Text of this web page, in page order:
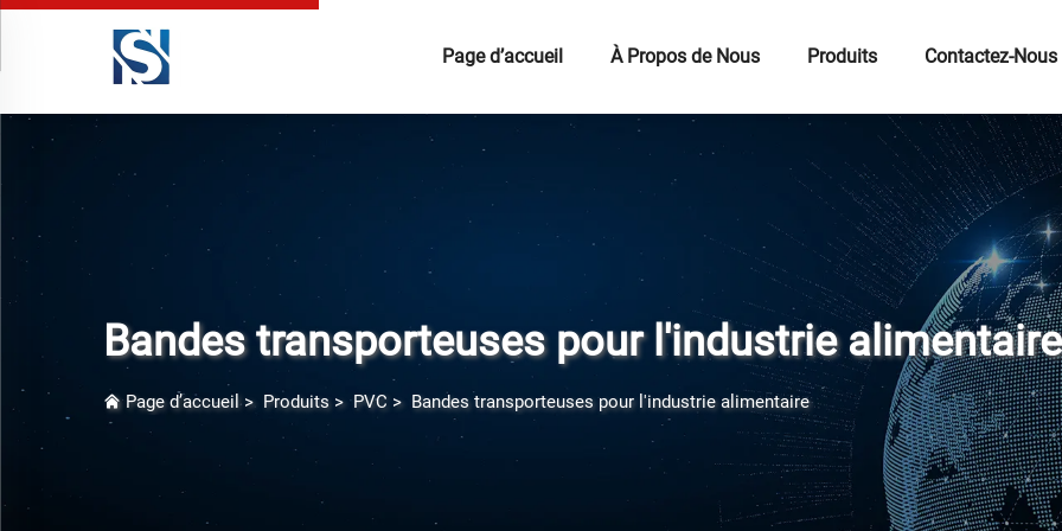
Page d’accueil À Propos de Nous Produits Contactez-Nous
Bandes transporteuses pour l'industrie alimentaire
Page d’accueil> Produits>PVC > Bandes transporteuses pour l'industrie alimentaire